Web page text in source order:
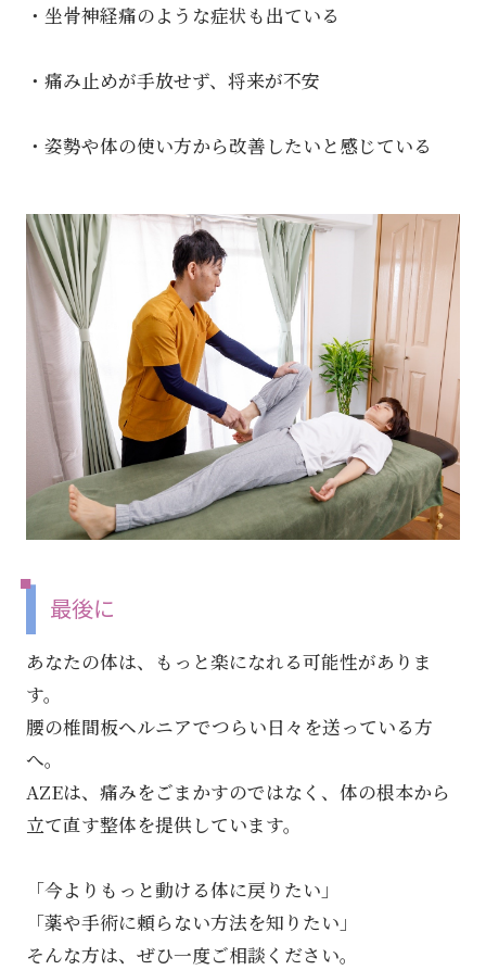
・坐骨神経痛のような症状も出ている
・痛み止めが手放せず、将来が不安
・姿勢や体の使い方から改善したいと感じている
最後に
あなたの体は、もっと楽になれる可能性がありま
す。
腰の椎間板ヘルニアでつらい日々を送っている方
へ。
AZEは、痛みをごまかすのではなく、体の根本から
立て直す整体を提供しています。
「今よりもっと動ける体に戻りたい」
「薬や手術に頼らない方法を知りたい」
そんな方は、ぜひ一度ご相談ください。